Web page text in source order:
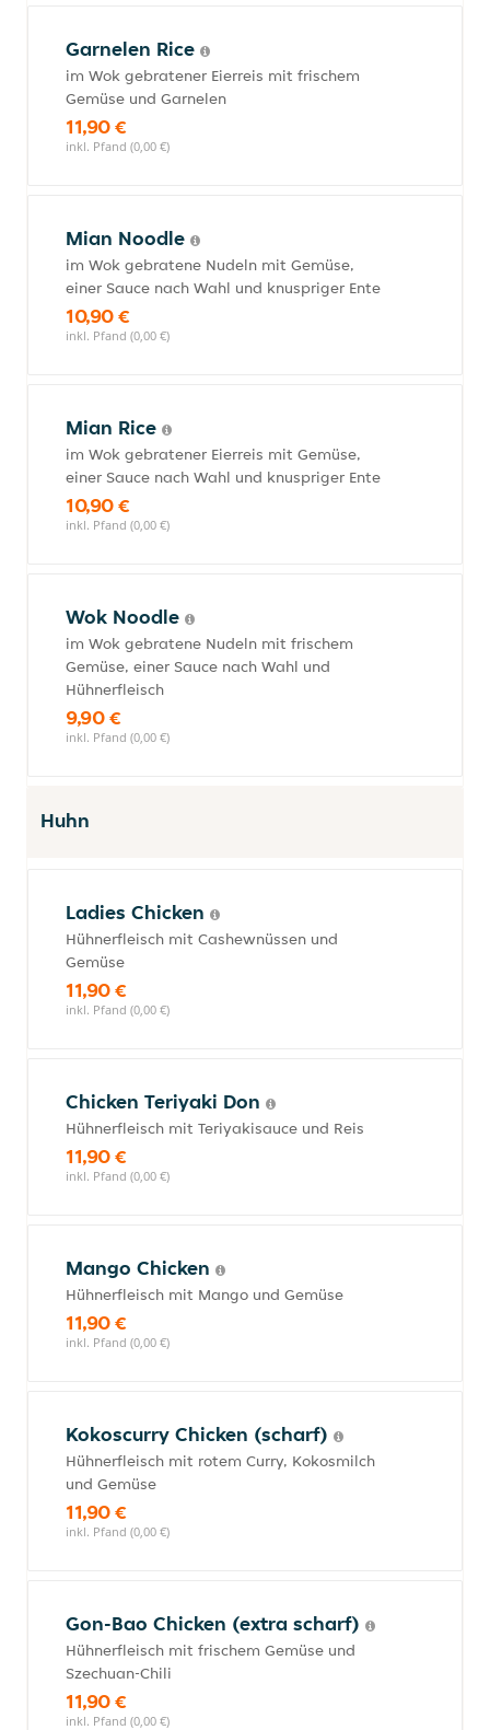
Garnelen Rice
im Wok gebratener Eierreis mit frischem
Gemüse und Garnelen
11,90 €
inkl. Pfand (0,00 €)
Mian Noodle
im Wok gebratene Nudeln mit Gemüse,
einer Sauce nach Wahl und knuspriger Ente
10,90 €
inkl. Pfand (0,00 €)
Mian Rice
im Wok gebratener Eierreis mit Gemüse,
einer Sauce nach Wahl und knuspriger Ente
10,90 €
inkl. Pfand (0,00 €)
Wok Noodle
im Wok gebratene Nudeln mit frischem
Gemüse, einer Sauce nach Wahl und
Hühnerfleisch
9,90 €
inkl. Pfand (0,00 €)
Huhn
Ladies Chicken
Hühnerfleisch mit Cashewnüssen und
Gemüse
11,90 €
inkl. Pfand (0,00 €)
Chicken Teriyaki Don
Hühnerfleisch mit Teriyakisauce und Reis
11,90 €
inkl. Pfand (0,00 €)
Mango Chicken
Hühnerfleisch mit Mango und Gemüse
11,90 €
inkl. Pfand (0,00 €)
Kokoscurry Chicken (scharf)
Hühnerfleisch mit rotem Curry, Kokosmilch
und Gemüse
11,90 €
inkl. Pfand (0,00 €)
Gon-Bao Chicken (extra scharf)
Hühnerfleisch mit frischem Gemüse und
Szechuan-Chili
11,90 €
inkl. Pfand (0,00 €)